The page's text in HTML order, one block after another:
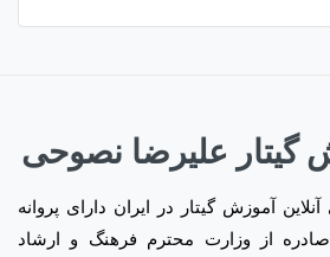
گیتار علیرضا نصوحی
آموزش گیتار در ایران دارای پروانه
نشر به شماره 11585 صادره از وزارت محترم فرهنگ و ارشاد